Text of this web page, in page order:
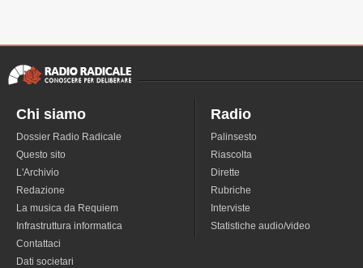
Chi siamo
Dossier Radio Radicale
Questo sito
L'Archivio
Redazione
La musica da Requiem
Infrastruttura informatica
Contattaci
Dati societari
Radio
Palinsesto
Riascolta
Dirette
Rubriche
Interviste
Statistiche audio/video